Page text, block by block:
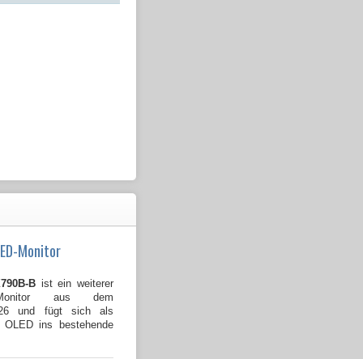
Monitor
B ist ein weiterer
aus dem
und fügt sich als
ins bestehende